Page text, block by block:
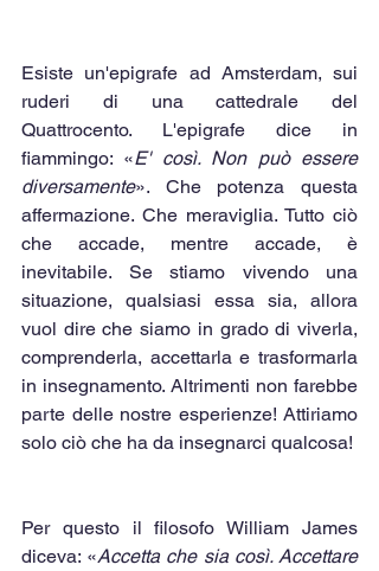
Esiste un'epigrafe ad Amsterdam, sui
ruderi di una cattedrale del
Quattrocento. L'epigrafe dice in
fiammingo: «E' così. Non può essere
diversamente». Che potenza questa
affermazione. Che meraviglia. Tutto ciò
che accade, mentre accade, è
inevitabile. Se stiamo vivendo una
situazione, qualsiasi essa sia, allora
vuol dire che siamo in grado di viverla,
comprenderla, accettarla e trasformarla
in insegnamento. Altrimenti non farebbe
parte delle nostre esperienze! Attiriamo
solo ciò che ha da insegnarci qualcosa!
Per questo il filosofo William James
diceva: «Accetta che sia così. Accettare